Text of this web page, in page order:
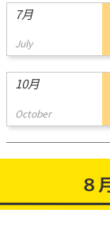
7月
July
10月
October
８